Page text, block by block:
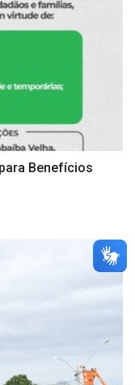
Benefícios